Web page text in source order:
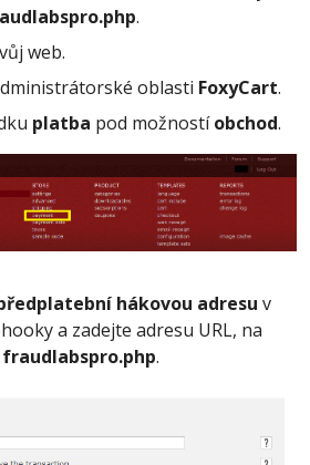
.
web.
oblasti FoxyCart.
platba pod možnostíobchod.
hákovou adresu v
a zadejte adresu URL, na
fraudlabspro.php.